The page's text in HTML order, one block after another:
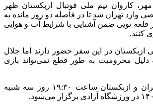
کاروان تیم ملی فوتبال ازبکستان ظهر
وارد تهران شد تا در فاصله دو روز مانده به
قلعه نویی ضمن آشنایی با شرایط آب و هوایی
کنند.
ازبکستان در این سفر حضور دارند اما جلال
دلیل محرومیت به طور قطع نمی‌تواند بازی
دیدار تیم‌های ملی ایران و ازبکستان ساعت ۱۹:۳۰ روز سه شنبه